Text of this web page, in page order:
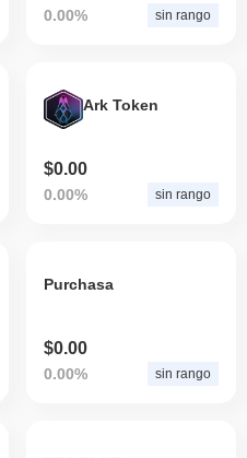
0.00% sin rango
Ark Token
$0.00
0.00% sin rango
Purchasa
$0.00
0.00% sin rango